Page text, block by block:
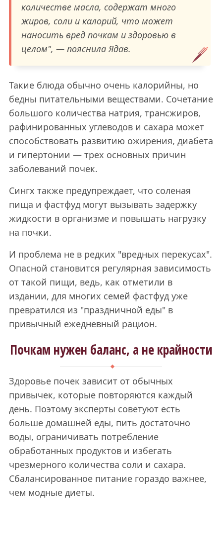
количестве масла, содержат много
жиров, соли и калорий, что может
наносить вред почкам и здоровью в
целом", — пояснила Ядав.
Такие блюда обычно очень калорийны, но
бедны питательными веществами. Сочетание
большого количества натрия, трансжиров,
рафинированных углеводов и сахара может
способствовать развитию ожирения, диабета
и гипертонии — трех основных причин
заболеваний почек.
Сингх также предупреждает, что соленая
пища и фастфуд могут вызывать задержку
жидкости в организме и повышать нагрузку
на почки.
И проблема не в редких "вредных перекусах".
Опасной становится регулярная зависимость
от такой пищи, ведь, как отметили в
издании, для многих семей фастфуд уже
превратился из "праздничной еды" в
привычный ежедневный рацион.
Почкам нужен баланс, а не крайности
Здоровье почек зависит от обычных
привычек, которые повторяются каждый
день. Поэтому эксперты советуют есть
больше домашней еды, пить достаточно
воды, ограничивать потребление
обработанных продуктов и избегать
чрезмерного количества соли и сахара.
Сбалансированное питание гораздо важнее,
чем модные диеты.